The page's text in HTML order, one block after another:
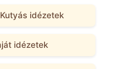
idézetek
idézetek